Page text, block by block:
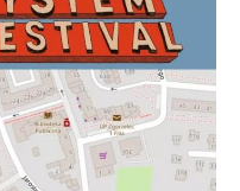
przeglądarce podczas